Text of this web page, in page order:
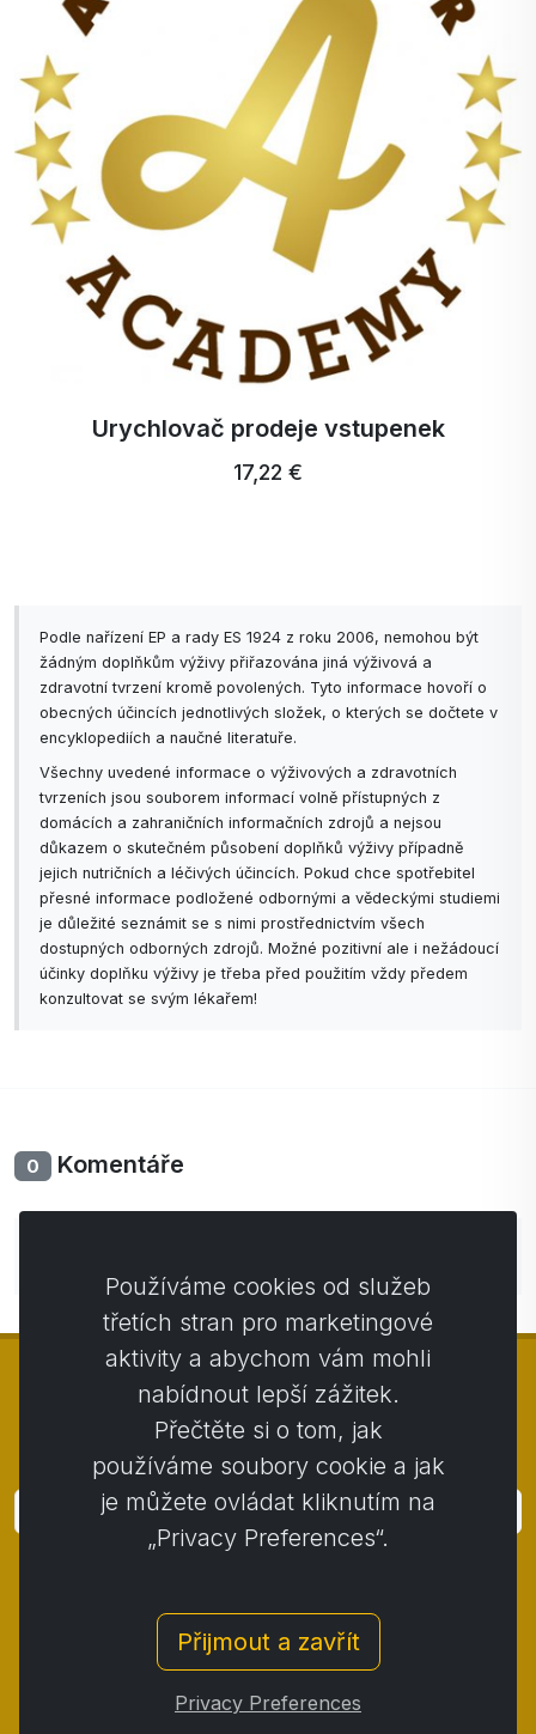
Urychlovač prodeje vstupenek
17,22 €
Podle nařízení EP a rady ES 1924 z roku 2006, nemohou být
žádným doplňkům výživy přiřazována jiná výživová a
zdravotní tvrzení kromě povolených. Tyto informace hovoří o
obecných účincích jednotlivých složek, o kterých se dočtete v
encyklopediích a naučné literatuře.
Všechny uvedené informace o výživových a zdravotních
tvrzeních jsou souborem informací volně přístupných z
domácích a zahraničních informačních zdrojů a nejsou
důkazem o skutečném působení doplňků výživy případně
jejich nutričních a léčivých účincích. Pokud chce spotřebitel
přesné informace podložené odbornými a vědeckými studiemi
je důležité seznámit se s nimi prostřednictvím všech
dostupných odborných zdrojů. Možné pozitivní ale i nežádoucí
účinky doplňku výživy je třeba před použitím vždy předem
konzultovat se svým lékařem!
0 Komentáře
© Copyright 2014 - 2026 Activstar
Kontakt / Obchodní podmínky
Ochrana osobních údajů
/ Reklamační řád
Reklamační protokol / Odstoupení od smlouvy
Cookies
Používáme cookies od služeb
třetích stran pro marketingové
aktivity a abychom vám mohli
nabídnout lepší zážitek.
Přečtěte si o tom, jak
používáme soubory cookie a jak
je můžete ovládat kliknutím na
„Privacy Preferences“.
Přijmout a zavřít
Privacy Preferences